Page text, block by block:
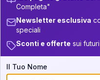
14-16 +4
17.5-18.5 +6
18.5-19
Analisi,
Completa"
Newsletter esclusiva
speciali
Sconti e offerte sui
Il Tuo Nome